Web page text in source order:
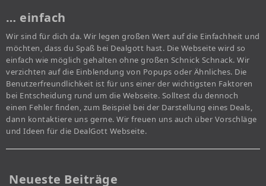
… einfach
Wir sind für dich da. Wir legen großen Wert auf die Einfachheit und
möchten, dass du Spaß bei Dealgott hast. Die Webseite wird so
einfach wie möglich gehalten ohne großen Schnick Schnack. Wir
verzichten auf die Einblendung von Popups oder Ähnliches. Die
Benutzerfreundlichkeit ist für uns einer der wichtigsten Faktoren
bei Entscheidung rund um die Webseite. Solltest du dennoch
einen Fehler finden, zum Beispiel bei der Darstellung eines Deals,
dann kontaktiere uns gerne. Wir freuen uns auch über Vorschläge
und Ideen für die DealGott Webseite.
Neueste Beiträge